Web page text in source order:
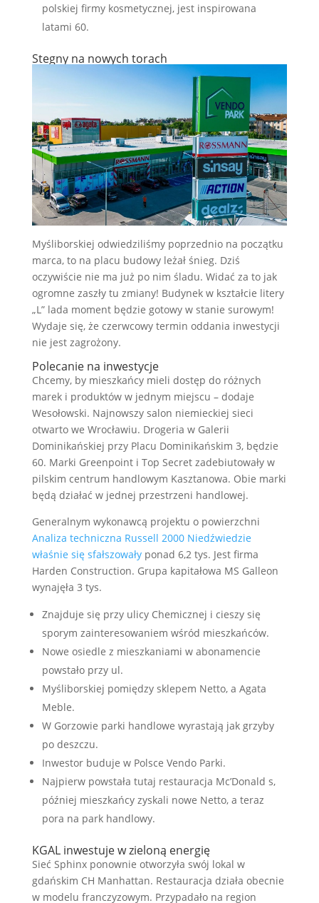
polskiej firmy kosmetycznej, jest inspirowana
latami 60.
Stegny na nowych torach
Myśliborskiej odwiedziliśmy poprzednio na początku
marca, to na placu budowy leżał śnieg. Dziś
oczywiście nie ma już po nim śladu. Widać za to jak
ogromne zaszły tu zmiany! Budynek w kształcie litery
„L” lada moment będzie gotowy w stanie surowym!
Wydaje się, że czerwcowy termin oddania inwestycji
nie jest zagrożony.
Polecanie na inwestycje
Chcemy, by mieszkańcy mieli dostęp do różnych
marek i produktów w jednym miejscu – dodaje
Wesołowski. Najnowszy salon niemieckiej sieci
otwarto we Wrocławiu. Drogeria w Galerii
Dominikańskiej przy Placu Dominikańskim 3, będzie
60. Marki Greenpoint i Top Secret zadebiutowały w
pilskim centrum handlowym Kasztanowa. Obie marki
będą działać w jednej przestrzeni handlowej.
Generalnym wykonawcą projektu o powierzchni
Analiza techniczna Russell 2000 Niedźwiedzie
właśnie się sfałszowałyponad 6,2 tys. Jest firma
Harden Construction. Grupa kapitałowa MS Galleon
wynajęła 3 tys.
Znajduje się przy ulicy Chemicznej i cieszy się
sporym zainteresowaniem wśród mieszkańców.
Nowe osiedle z mieszkaniami w abonamencie
powstało przy ul.
Myśliborskiej pomiędzy sklepem Netto, a Agata
Meble.
W Gorzowie parki handlowe wyrastają jak grzyby
po deszczu.
Inwestor buduje w Polsce Vendo Parki.
Najpierw powstała tutaj restauracja Mc’Donald s,
później mieszkańcy zyskali nowe Netto, a teraz
pora na park handlowy.
KGAL inwestuje w zieloną energię
Sieć Sphinx ponownie otworzyła swój lokal w
gdańskim CH Manhattan. Restauracja działa obecnie
w modelu franczyzowym. Przypadało na region